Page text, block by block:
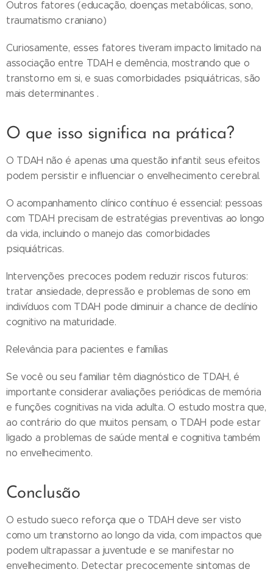
Outros fatores (educação, doenças metabólicas, sono,
traumatismo craniano)
Curiosamente, esses fatores tiveram impacto limitado na
associação entre TDAH e demência, mostrando que o
transtorno em si, e suas comorbidades psiquiátricas, são
mais determinantes .
O que isso significa na prática?
O TDAH não é apenas uma questão infantil: seus efeitos
podem persistir e influenciar o envelhecimento cerebral.
O acompanhamento clínico contínuo é essencial: pessoas
com TDAH precisam de estratégias preventivas ao longo
da vida, incluindo o manejo das comorbidades
psiquiátricas.
Intervenções precoces podem reduzir riscos futuros:
tratar ansiedade, depressão e problemas de sono em
indivíduos com TDAH pode diminuir a chance de declínio
cognitivo na maturidade.
Relevância para pacientes e famílias
Se você ou seu familiar têm diagnóstico de TDAH, é
importante considerar avaliações periódicas de memória
e funções cognitivas na vida adulta. O estudo mostra que,
ao contrário do que muitos pensam, o TDAH pode estar
ligado a problemas de saúde mental e cognitiva também
no envelhecimento.
Conclusão
O estudo sueco reforça que o TDAH deve ser visto
como um transtorno ao longo da vida, com impactos que
podem ultrapassar a juventude e se manifestar no
envelhecimento. Detectar precocemente sintomas de